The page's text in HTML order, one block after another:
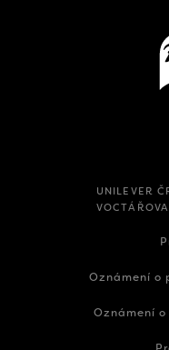
UNILEVER
Oznámení o
Oznámení